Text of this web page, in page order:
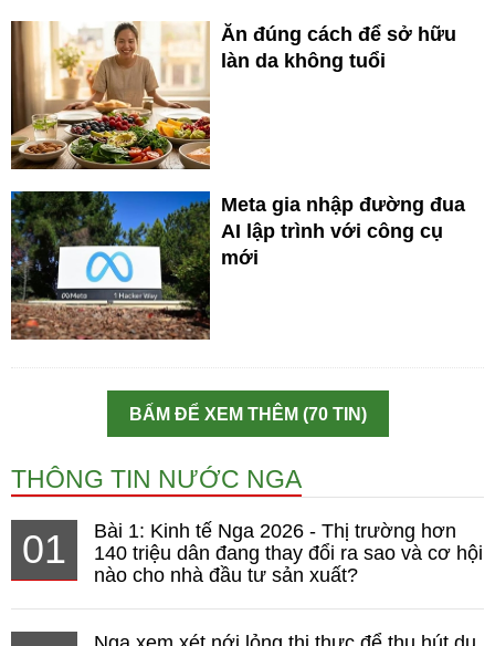
Ăn đúng cách để sở hữu
làn da không tuổi
Meta gia nhập đường đua
AI lập trình với công cụ
mới
BẤM ĐỂ XEM THÊM (70 TIN)
THÔNG TIN NƯỚC NGA
01
Bài 1: Kinh tế Nga 2026 - Thị trường hơn
140 triệu dân đang thay đổi ra sao và cơ hội
nào cho nhà đầu tư sản xuất?